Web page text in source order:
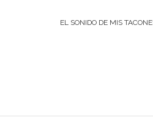
EL SONIDO DE MIS